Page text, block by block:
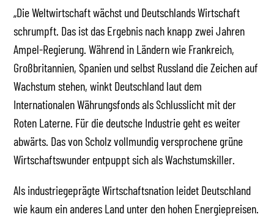
„Die Weltwirtschaft wächst und Deutschlands Wirtschaft
schrumpft. Das ist das Ergebnis nach knapp zwei Jahren
Ampel-Regierung. Während in Ländern wie Frankreich,
Großbritannien, Spanien und selbst Russland die Zeichen auf
Wachstum stehen, winkt Deutschland laut dem
Internationalen Währungsfonds als Schlusslicht mit der
Roten Laterne. Für die deutsche Industrie geht es weiter
abwärts. Das von Scholz vollmundig versprochene grüne
Wirtschaftswunder entpuppt sich als Wachstumskiller.
Als industriegeprägte Wirtschaftsnation leidet Deutschland
wie kaum ein anderes Land unter den hohen Energiepreisen.